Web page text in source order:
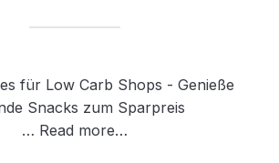
… Read more…